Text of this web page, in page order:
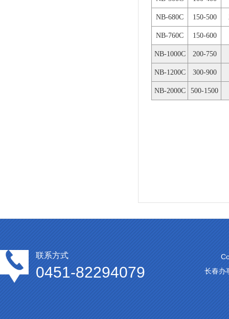
NB-680C 150-500
NB-760C 150-600
NB-1000C 200-750
NB-1200C 300-900
NB-2000C 500-1500
联系方式
0451-82294079
长春办